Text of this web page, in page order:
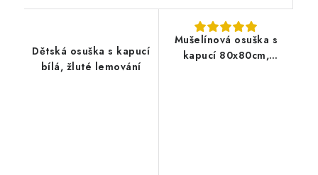
Dětská osuška s kapucí
bílá, žluté lemování
Mušelínová osuška s
kapucí 80x80cm,